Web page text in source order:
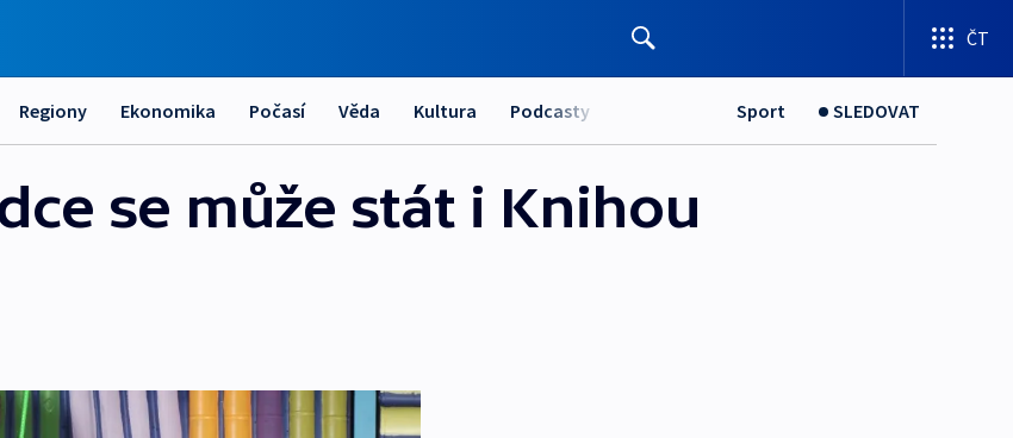
ČT
Regiony Ekonomika Počasí Věda Kultura Podcasty Sport SLEDOVAT
se může stát i Knihou